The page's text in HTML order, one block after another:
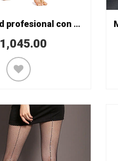
Malla de red profesional con pie desnudo Mod. 846
1,045.00